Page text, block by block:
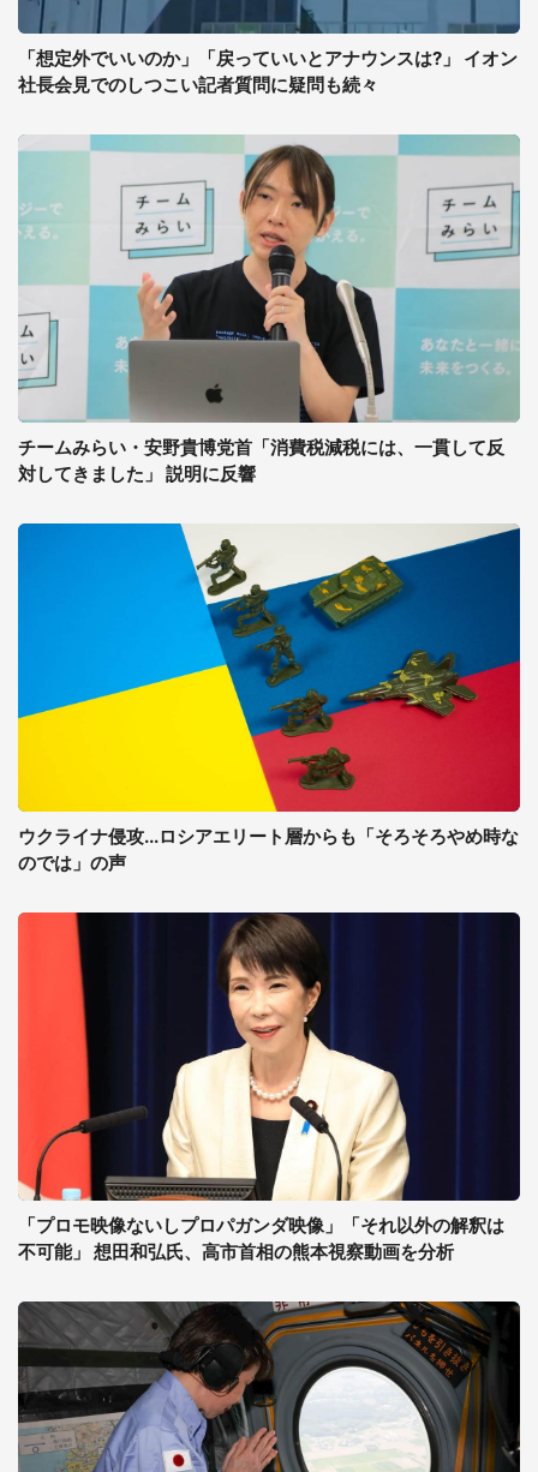
「想定外でいいのか」「戻っていいとアナウンスは?」 イオン
社長会見でのしつこい記者質問に疑問も続々
チームみらい・安野貴博党首「消費税減税には、一貫して反
対してきました」 説明に反響
ウクライナ侵攻...ロシアエリート層からも「そろそろやめ時な
のでは」の声
「プロモ映像ないしプロパガンダ映像」「それ以外の解釈は
不可能」 想田和弘氏、高市首相の熊本視察動画を分析